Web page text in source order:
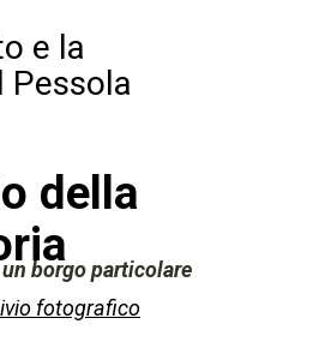
e la
Pessola
della
borgo particolare
fotografico